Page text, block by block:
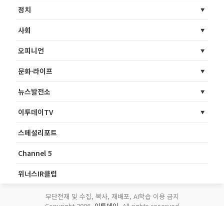
정치
사회
오피니언
문화·라이프
뉴스발전소
이투데이TV
스페셜리포트
Channel 5
위너스IR클럽
무단전재 및 수집, 복사, 재배포, AI학습 이용 금지